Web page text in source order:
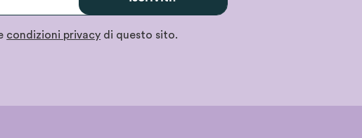
condizioni privacy di questo sito.